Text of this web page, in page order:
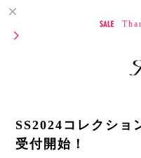
SS2024コレクショ
受付開始！